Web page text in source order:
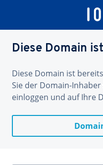
Diese Domain
Diese Domain ist
Sie der Domain-
einloggen und auf Ihre